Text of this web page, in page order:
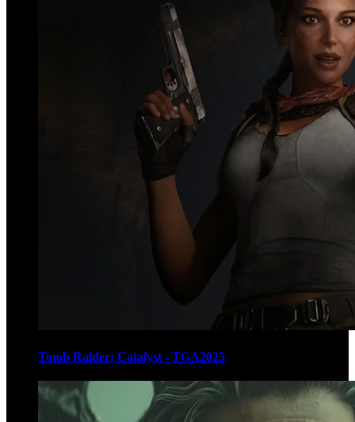
Tomb Raider: Catalyst - TGA2025